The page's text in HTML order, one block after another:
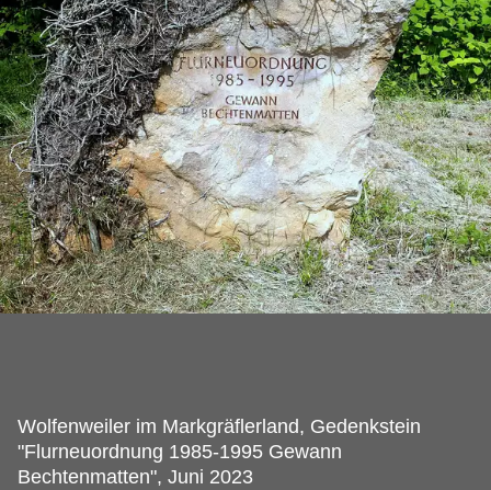
Wolfenweiler im Markgräflerland, Gedenkstein
"Flurneuordnung 1985-1995 Gewann
Bechtenmatten", Juni 2023